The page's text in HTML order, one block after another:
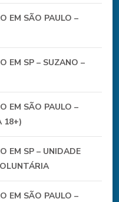
EM SÃO PAULO –
EM SP – SUZANO –
EM SÃO PAULO –
18+)
EM SP – UNIDADE
EM SÃO PAULO –